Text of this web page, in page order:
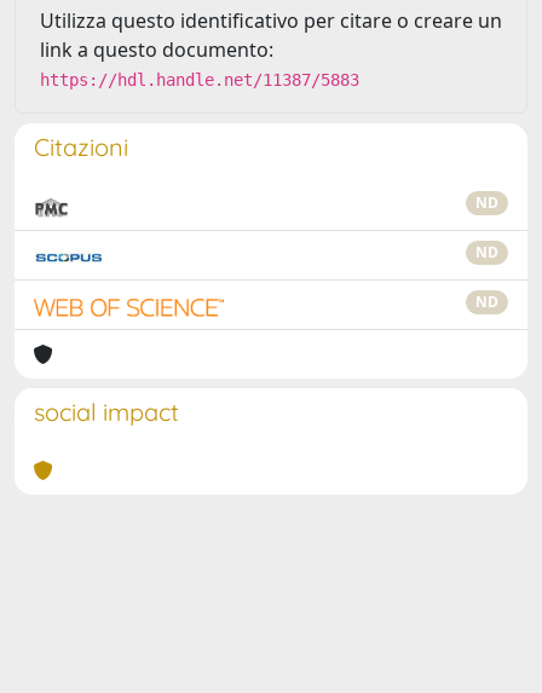
Utilizza questo identificativo per citare o creare un
link a questo documento:
https://hdl.handle.net/11387/5883
Citazioni
ND
ND
ND
social impact